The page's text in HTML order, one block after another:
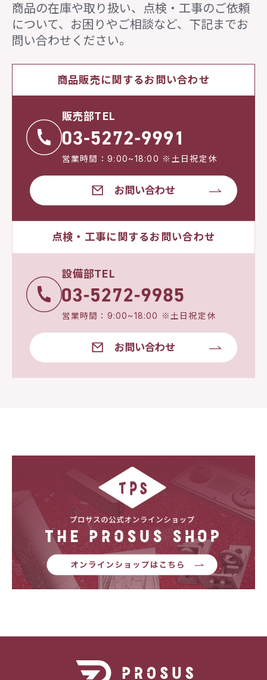
商品の在庫や取り扱い、点検・工事のご依頼
について、 お困りやご相談など、下記までお
問い合わせください。
商品販売に関するお問い合わせ
販売部TEL
営業時間：9:00~18:00 ※土日祝定休
お問い合わせ
点検・工事に関するお問い合わせ
設備部TEL
営業時間：9:00~18:00 ※土日祝定休
お問い合わせ